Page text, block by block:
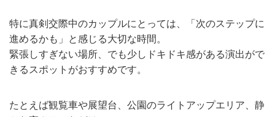
特に真剣交際中のカップルにとっては、「次のステップに
進めるかも」と感じる大切な時間。
緊張しすぎない場所、でも少しドキドキ感がある演出がで
きるスポットがおすすめです。
たとえば観覧車や展望台、公園のライトアップエリア、静